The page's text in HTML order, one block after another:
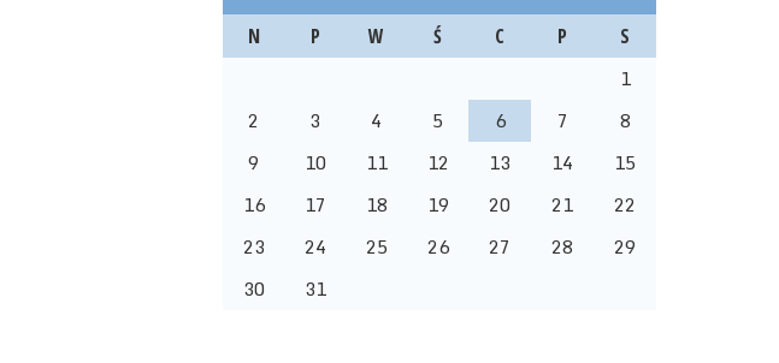
N P W Ś C P S
1
2
3 4 5 6 7
8
9
10 11 12 13 14
15
16
17 18 19 20 21
22
23
24 25 26 27 28
29
30
31